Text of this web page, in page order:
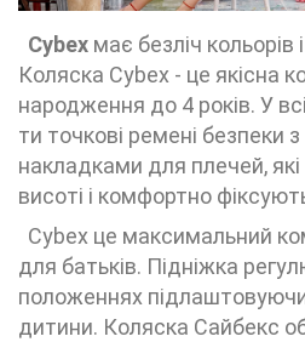
Cybex має безліч кольорів
Коляска Cybex - це якісна
народження до 4 років. У
ти точкові ремені безпеки
накладками для плечей,
висоті і комфортно
Cybex це максимальний
для батьків. Підніжка
положеннях
дитини. Коляска Сайбекс